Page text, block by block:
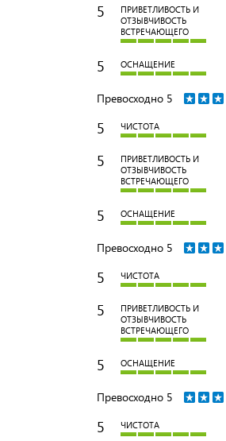
5
ПРИВЕТЛИВОСТЬ И
ОТЗЫВЧИВОСТЬ
ВСТРЕЧАЮЩЕГО
5 ОСНАЩЕНИЕ
Превосходно 5
5 ЧИСТОТА
5
ПРИВЕТЛИВОСТЬ И
ОТЗЫВЧИВОСТЬ
ВСТРЕЧАЮЩЕГО
5 ОСНАЩЕНИЕ
Превосходно 5
5 ЧИСТОТА
5
ПРИВЕТЛИВОСТЬ И
ОТЗЫВЧИВОСТЬ
ВСТРЕЧАЮЩЕГО
5 ОСНАЩЕНИЕ
Превосходно 5
5 ЧИСТОТА